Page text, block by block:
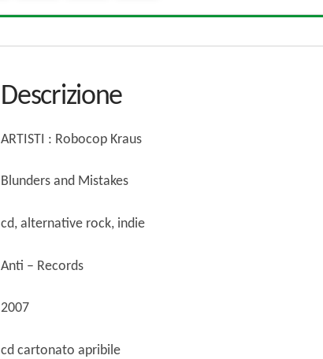
Descrizione
ARTISTI : Robocop Kraus
Blunders and Mistakes
cd, alternative rock, indie
Anti – Records
2007
cd cartonato apribile